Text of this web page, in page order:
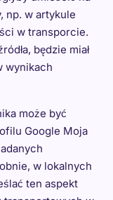
np. w artykule
w transporcie.
będzie miał
wynikach
może być
Google Moja
w lokalnych
ten aspekt